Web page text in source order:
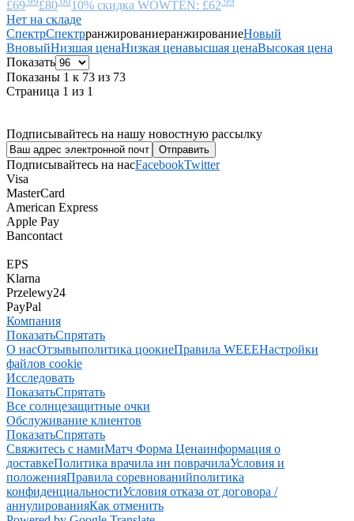
£69
£80 10% скидка WOWTEN: £62
Нет на складе
СпектрСпектрранжированиеранжированиеНовый
ВновыйНизшая ценаНизкая ценавысшая ценаВысокая цена
Показать
Показаны 1 к 73 из 73
Страница 1 из 1
Подписывайтесь на нашу новостную рассылку
Подписывайтесь на насFacebookTwitter
Visa
MasterCard
American Express
Apple Pay
Bancontact
EPS
Klarna
Przelewy24
PayPal
Компания
ПоказатьСпрятать
О насОтзывыполитика цоокиеПравила WEEEНастройки
файлов cookie
Исследовать
ПоказатьСпрятать
Все солнцезащитные очки
Обслуживание клиентов
ПоказатьСпрятать
Свяжитесь с намиМатч Форма Ценаинформация о
доставкеПолитика врачила ин поврачилаУсловия и
положенияПравила соревнованийполитика
конфиденциальностиУсловия отказа от договора /
аннулированияКак отменить